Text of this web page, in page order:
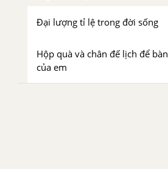
Đại lượng tỉ lệ trong đời sống
Hộp quà và chân đế lịch để bàn
của em